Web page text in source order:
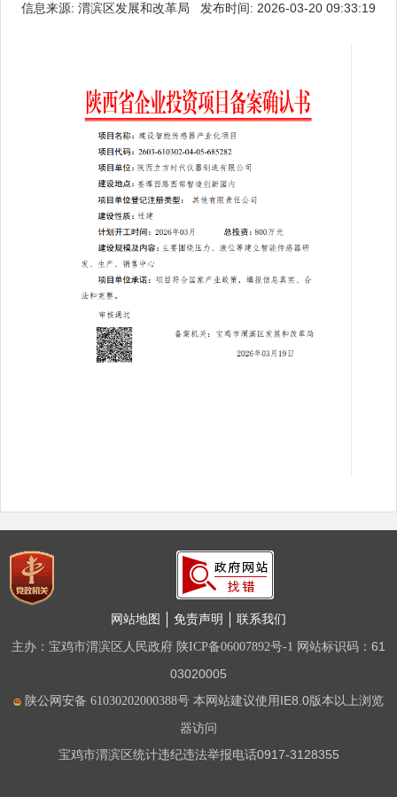
信息来源: 渭滨区发展和改革局 发布时间: 2026-03-20 09:33:19
网站地图 免责声明 联系我们
主办：宝鸡市渭滨区人民政府 陕ICP备06007892号-1 网站标识码：61
03020005
陕公网安备 61030202000388号本网站建议使用IE8.0版本以上浏览
器访问
宝鸡市渭滨区统计违纪违法举报电话0917-3128355